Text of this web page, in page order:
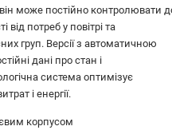
може постійно контролювати
від потреб у повітрі та
груп. Версії з автоматичною
дані про стан і
система оптимізує
і енергії.
корпусом